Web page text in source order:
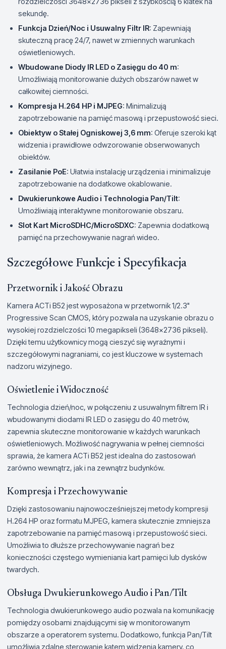
sekundę.
Funkcja Dzień/Noc i Usuwalny Filtr IR: Zapewniają
skuteczną pracę 24/7, nawet w zmiennych warunkach
oświetleniowych.
Wbudowane Diody IR LED o Zasięgu do 40 m:
Umożliwiają monitorowanie dużych obszarów nawet w
całkowitej ciemności.
Kompresja H.264 HP i MJPEG: Minimalizują
zapotrzebowanie na pamięć masową i przepustowość sieci.
Obiektyw o Stałej Ogniskowej 3,6 mm: Oferuje szeroki kąt
widzenia i prawidłowe odwzorowanie obserwowanych
obiektów.
Zasilanie PoE: Ułatwia instalację urządzenia i minimalizuje
zapotrzebowanie na dodatkowe okablowanie.
Dwukierunkowe Audio i Technologia Pan/Tilt:
Umożliwiają interaktywne monitorowanie obszaru.
Slot Kart MicroSDHC/MicroSDXC: Zapewnia dodatkową
pamięć na przechowywanie nagrań wideo.
Szczegółowe Funkcje i Specyfikacja
Przetwornik i Jakość Obrazu
Kamera ACTi B52 jest wyposażona w przetwornik 1/2.3"
Progressive Scan CMOS, który pozwala na uzyskanie obrazu o
wysokiej rozdzielczości 10 megapikseli (3648x2736 pikseli).
Dzięki temu użytkownicy mogą cieszyć się wyraźnymi i
szczegółowymi nagraniami, co jest kluczowe w systemach
nadzoru wizyjnego.
Oświetlenie i Widoczność
Technologia dzień/noc, w połączeniu z usuwalnym filtrem IR i
wbudowanymi diodami IR LED o zasięgu do 40 metrów,
zapewnia skuteczne monitorowanie w każdych warunkach
oświetleniowych. Możliwość nagrywania w pełnej ciemności
sprawia, że kamera ACTi B52 jest idealna do zastosowań
zarówno wewnątrz, jak i na zewnątrz budynków.
Kompresja i Przechowywanie
Dzięki zastosowaniu najnowocześniejszej metody kompresji
H.264 HP oraz formatu MJPEG, kamera skutecznie zmniejsza
zapotrzebowanie na pamięć masową i przepustowość sieci.
Umożliwia to dłuższe przechowywanie nagrań bez
konieczności częstego wymieniania kart pamięci lub dysków
twardych.
Obsługa Dwukierunkowego Audio i Pan/Tilt
Technologia dwukierunkowego audio pozwala na komunikację
pomiędzy osobami znajdującymi się w monitorowanym
obszarze a operatorem systemu. Dodatkowo, funkcja Pan/Tilt
umożliwia zdalne sterowanie kątem widzenia kamery, co